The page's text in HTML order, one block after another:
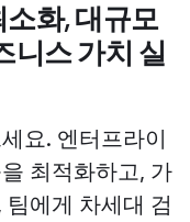
소화, 대규모
니스 가치 실
요. 엔터프라이
최적화하고, 가
에게 차세대 검